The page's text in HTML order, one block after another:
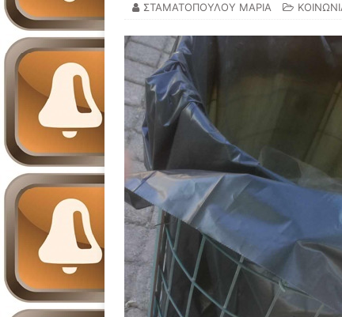
ΣΤΑΜΑΤΟΠΟΥΛΟΥ ΜΑΡΙΑ